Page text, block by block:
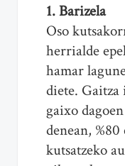
1. Barizela
Oso
herrialde
hamar
diete. Gaitza
gaixo
denean,
kutsatzeko